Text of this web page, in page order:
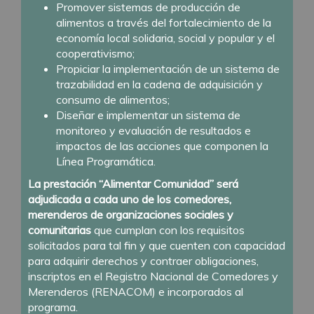
Promover sistemas de producción de
alimentos a través del fortalecimiento de la
economía local solidaria, social y popular y el
cooperativismo;
Propiciar la implementación de un sistema de
trazabilidad en la cadena de adquisición y
consumo de alimentos;
Diseñar e implementar un sistema de
monitoreo y evaluación de resultados e
impactos de las acciones que componen la
Línea Programática.
La prestación “Alimentar Comunidad” será
adjudicada a cada uno de los comedores,
merenderos de organizaciones sociales y
comunitarias que cumplan con los requisitos
solicitados para tal fin y que cuenten con capacidad
para adquirir derechos y contraer obligaciones,
inscriptos en el Registro Nacional de Comedores y
Merenderos (RENACOM) e incorporados al
programa.